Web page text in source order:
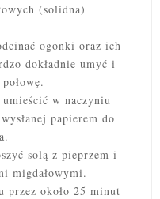
(solidna)
ogonki oraz ich
dokładnie umyć i
w naczyniu
papierem do
solą z pieprzem i
migdałowymi.
przez około 25 minut